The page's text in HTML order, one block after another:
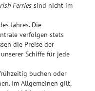
Ferries sind nicht im
Jahres. Die
verfolgen stets
die Preise der
Schiffe für jede
buchen oder
Im Allgemeinen gilt,